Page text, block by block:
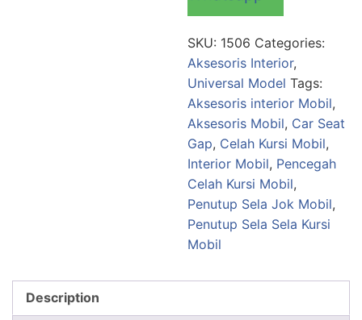
SKU: 1506 Categories:
Aksesoris Interior,
Universal Model Tags:
Aksesoris interior Mobil,
Aksesoris Mobil, Car Seat
Gap, Celah Kursi Mobil,
Interior Mobil, Pencegah
Celah Kursi Mobil,
Penutup Sela Jok Mobil,
Penutup Sela Sela Kursi
Mobil
Description